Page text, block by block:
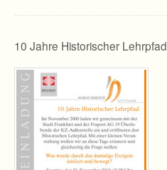
10 Jahre Historischer Lehrpfad